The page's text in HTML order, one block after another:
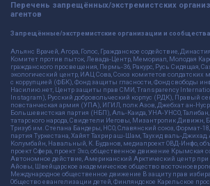
Перечень запрещённых/экстремистских
агентов
Запрещённые/экстремистские организации и сообщества
Альянс Врачей, Агора, Голос, Гражданское содействие,
Комитет против пыток, Левада-Центр, Мемориал, Молодая
гражданского просвещения, Пермь-36, Ракурс, Русь Сидящая,
экологический центр, ИАЦ Сова, Союз комитетов солдатских
с коррупцией (ФБК), Фонд защиты гласности, Фонд свободы
Насилию.нет, Центр защиты прав СМИ, Transparency
Instagram), Русский добровольческий корпус (РДК), Правый
повстанческая армия (УПА), ИГИЛ, полк Азов, Джебхат ан-
Большевистская партия (НБП), Аль-Каида, УНА-УНСО,
татарского народа, Свидетели Иеговы, Мизантропик Дивижн,
Тризуб им. Степана Бандеры, НСО, Славянский союз, Формат-
партия Туркестана, Хайят Тахрир аш-Шам, Таухид валь-
Колумбайн, Навальный, К. Буданов, медиапроект ОВД-Инфо,
проект Сфера, проект Эхо, общественное движение Крымская
Автономное действие, Американский Арктический центр
Айовы, Швейцарское академическое общество
Международное общественное движение В защиту прав
Общество евангелизации детей, Финляндское Карельское